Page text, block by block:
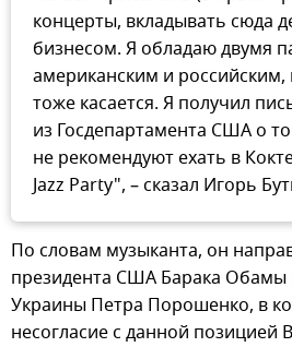
концерты, вкладывать сюда
бизнесом. Я обладаю двумя
американским и российским,
тоже касается. Я получил
из Госдепартамента США о
не рекомендуют ехать в
Jazz Party", – сказал Игорь
По словам музыканта, он
президента США Барака Обамы
Украины Петра Порошенко, в
несогласие с данной позицией